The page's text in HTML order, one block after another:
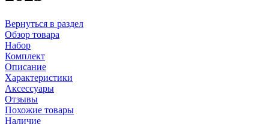
Вернуться в раздел
Обзор товара
Набор
Комплект
Описание
Характеристики
Аксессуары
Отзывы
Похожие товары
Наличие